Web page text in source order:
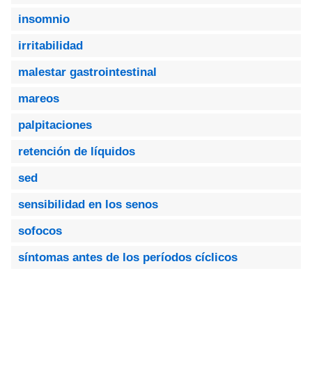
insomnio
irritabilidad
malestar gastrointestinal
mareos
palpitaciones
retención de líquidos
sed
sensibilidad en los senos
sofocos
síntomas antes de los períodos cíclicos